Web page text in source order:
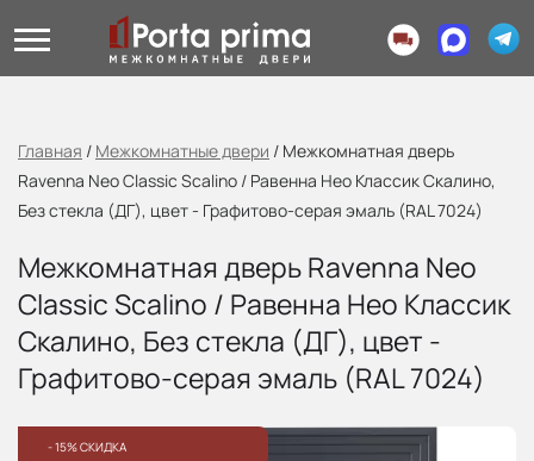
Главная / Межкомнатные двери / Межкомнатная дверь
Ravenna Neo Classic Scalino / Равенна Нео Классик Скалино,
Без стекла (ДГ), цвет - Графитово-серая эмаль (RAL 7024)
Межкомнатная дверь Ravenna Neo
Classic Scalino / Равенна Нео Классик
Скалино, Без стекла (ДГ), цвет -
Графитово-серая эмаль (RAL 7024)
- 15% СКИДКА